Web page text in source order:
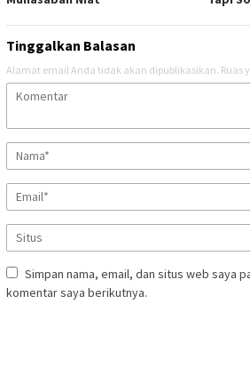
Tinggalkan Balasan
Alamat email Anda tidak akan dipublikasikan. Ruas
Simpan nama, email, dan situs web saya
komentar saya berikutnya.